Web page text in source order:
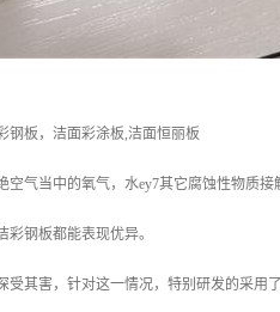
钢板，洁面彩涂板,洁面恒丽板
气当中的氧气，水ey7其它腐蚀性物质
钢板都能表现优异。
其害，针对这一情况，特别研发的采用